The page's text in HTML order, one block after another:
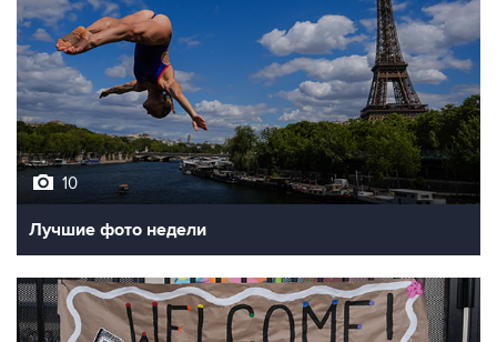
10
Лучшие фото недели